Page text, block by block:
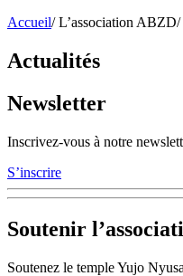
Accueil/ L’association ABZD/
Actualités
Newsletter
Inscrivez-vous à notre
S’inscrire
Soutenir
Soutenez le temple Yujo